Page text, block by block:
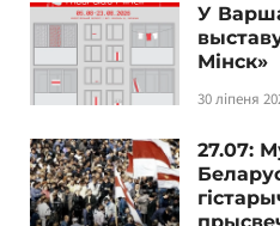
У
Мінск»
30 ліпеня
27.07: